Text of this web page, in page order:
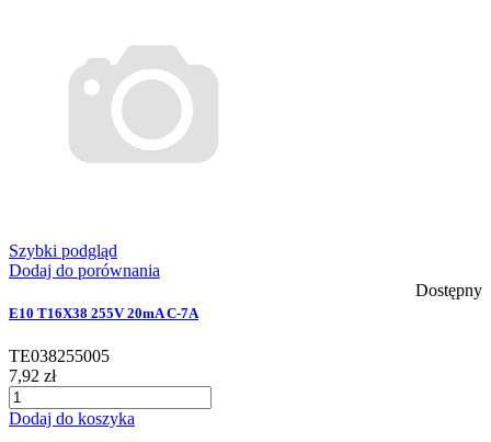
Szybki podgląd
Dodaj do porównania
Dostępny
E10 T16X38 255V 20mA C-7A
TE038255005
7,92 zł
Dodaj do koszyka